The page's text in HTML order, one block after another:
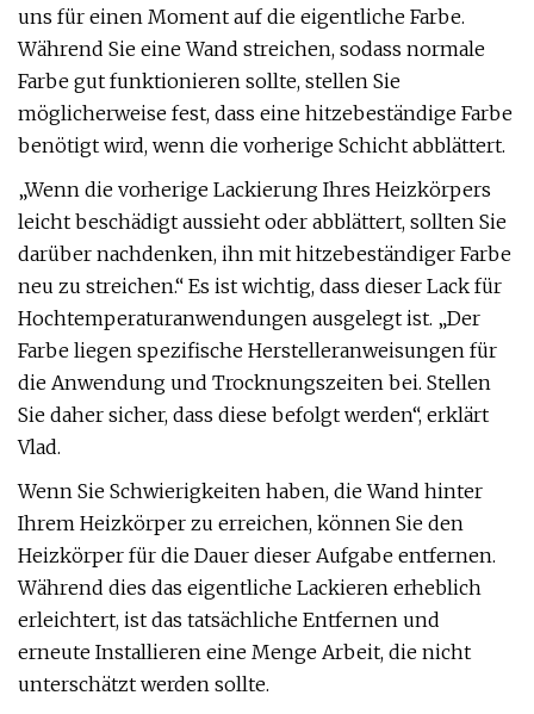
uns für einen Moment auf die eigentliche Farbe.
Während Sie eine Wand streichen, sodass normale
Farbe gut funktionieren sollte, stellen Sie
möglicherweise fest, dass eine hitzebeständige Farbe
benötigt wird, wenn die vorherige Schicht abblättert.
„Wenn die vorherige Lackierung Ihres Heizkörpers
leicht beschädigt aussieht oder abblättert, sollten Sie
darüber nachdenken, ihn mit hitzebeständiger Farbe
neu zu streichen.“ Es ist wichtig, dass dieser Lack für
Hochtemperaturanwendungen ausgelegt ist. „Der
Farbe liegen spezifische Herstelleranweisungen für
die Anwendung und Trocknungszeiten bei. Stellen
Sie daher sicher, dass diese befolgt werden“, erklärt
Vlad.
Wenn Sie Schwierigkeiten haben, die Wand hinter
Ihrem Heizkörper zu erreichen, können Sie den
Heizkörper für die Dauer dieser Aufgabe entfernen.
Während dies das eigentliche Lackieren erheblich
erleichtert, ist das tatsächliche Entfernen und
erneute Installieren eine Menge Arbeit, die nicht
unterschätzt werden sollte.